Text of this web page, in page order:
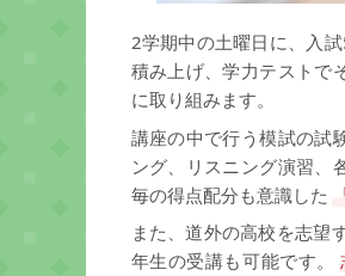
2学期中の土曜日に、入
積み上げ、学力テストで
に取り組みます。
講座の中で行う模試の試
ング、リスニング演習、
毎の得点配分も意識した
また、道外の高校を志望
年生の受講も可能です。